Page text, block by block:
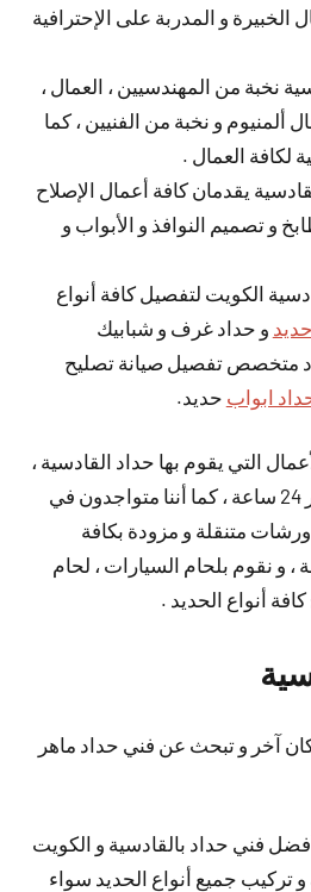
الخبيرة و المدربة على الإحترافية
نخبة من المهندسيين ، العمال ،
و نخبة من الفنيين ، كما
لكافة العمال .
يقدمان كافة أعمال الإصلاح
و تصميم النوافذ و الأبواب و
الكويت لتفصيل كافة أنواع
و حداد غرف و شبابيك
متخصص تفصيل صيانة تصليح
ابواب حديد.
التي يقوم بها حداد القادسية ،
خدماتنا منوفرة على مدار 24 ساعة ، كما أننا متواجدون في
متنقلة و مزودة بكافة
، و نقوم بلحام السيارات ، لحام
أنواع الحديد .
آخر و تبحث عن فني حداد ماهر
فني حداد بالقادسية و الكويت
تركيب جميع أنواع الحديد سواء